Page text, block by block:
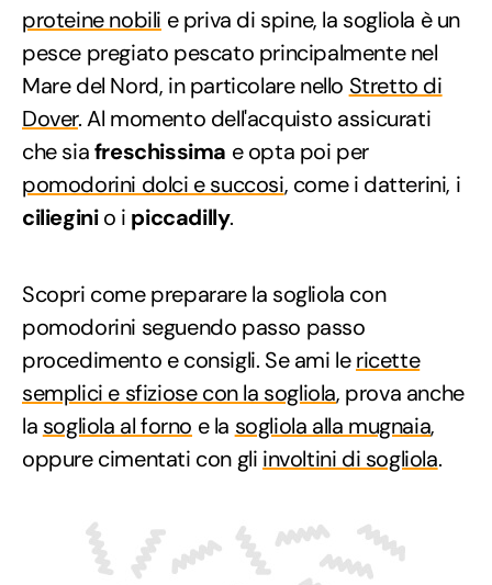
proteine nobili e priva di spine, la sogliola è un
pesce pregiato pescato principalmente nel
Mare del Nord, in particolare nello Stretto di
Dover. Al momento dell'acquisto assicurati
che siafreschissima e opta poi per
pomodorini dolci e succosi, come i datterini, i
cilieginio i piccadilly.
Scopri come preparare la sogliola con
pomodorini seguendo passo passo
procedimento e consigli. Se ami lericette
semplici e sfiziose con la sogliola, prova anche
la sogliola al forno e la sogliola alla mugnaia,
oppure cimentati con gli involtini di sogliola.